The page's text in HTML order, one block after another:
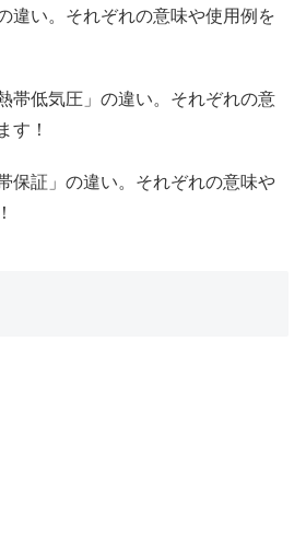
違い。それぞれの意味や使用例を
帯低気圧」の違い。それぞれの意
す！
保証」の違い。それぞれの意味や